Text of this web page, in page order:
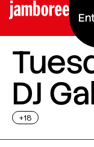
DJ
+18